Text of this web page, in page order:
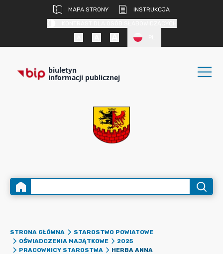
MAPA STRONY
INSTRUKCJA
biuletyn
informacji publicznej
STRONA GŁÓWNA
STAROSTWO POWIATOWE
OŚWIADCZENIA MAJĄTKOWE
2025
PRACOWNICY STAROSTWA
HERBA ANNA